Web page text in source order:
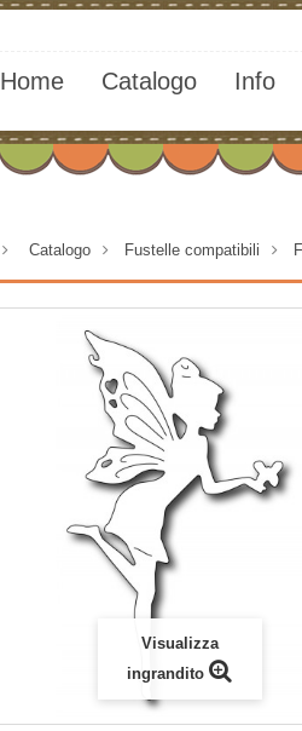
Home Catalogo Info
> Catalogo > Fustelle compatibili >
Visualizza
ingrandito